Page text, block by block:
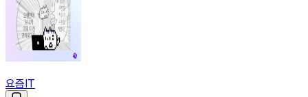
요즘IT